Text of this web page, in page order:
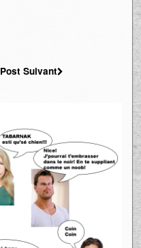
Post Suivant